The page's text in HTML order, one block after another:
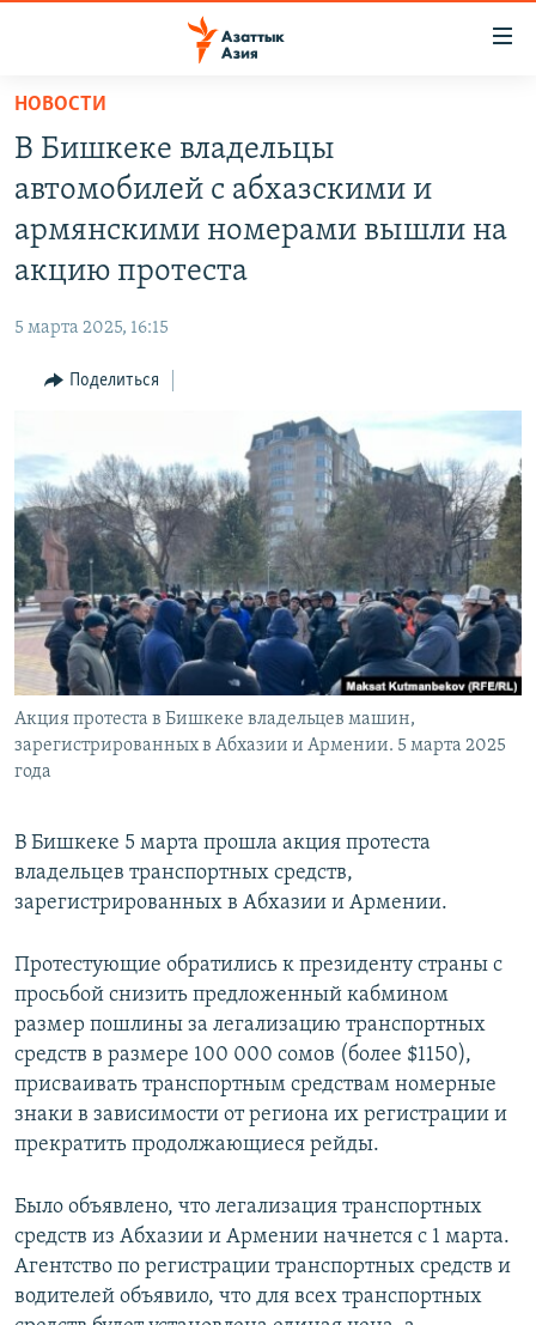
Вернуться
основному
содержанию
главной
Вернутся
поиску
КЫРГЫЗЧА
ЎЗБЕКЧА
TÜRKMENÇE
ПОДПИШИТЕСЬ НА НАС В СОЦСЕТЯХ
НОВОСТИ
В Бишкеке владельцы
автомобилей с абхазскими и
армянскими номерами вышли на
акцию протеста
5 марта 2025, 16:15
Поделиться
Акция протеста в Бишкеке владельцев машин,
зарегистрированных в Абхазии и Армении. 5 марта 2025
года
В Бишкеке 5 марта прошла акция протеста
владельцев транспортных средств,
зарегистрированных в Абхазии и Армении.
Протестующие обратились к президенту страны с
просьбой снизить предложенный кабмином
размер пошлины за легализацию транспортных
средств в размере 100 000 сомов (более $1150),
присваивать транспортным средствам номерные
знаки в зависимости от региона их регистрации и
прекратить продолжающиеся рейды.
Было объявлено, что легализация транспортных
средств из Абхазии и Армении начнется с 1 марта.
Агентство по регистрации транспортных средств и
водителей объявило, что для всех транспортных